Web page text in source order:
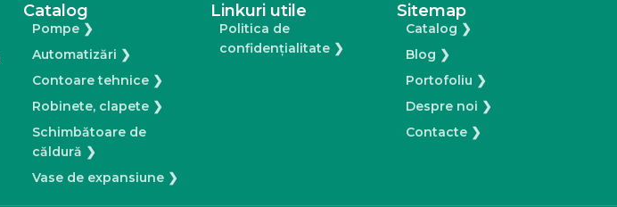
Catalog
Pompe ❯
Automatizări ❯
Contoare tehnice ❯
Robinete, clapete ❯
Schimbătoare de
căldură ❯
Vase de expansiune ❯
Linkuri utile
Politica de
confidențialitate ❯
Sitemap
Catalog ❯
Blog ❯
Portofoliu ❯
Despre noi ❯
Contacte ❯